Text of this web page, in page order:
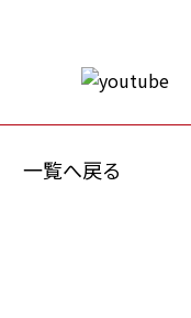
一覧へ戻る